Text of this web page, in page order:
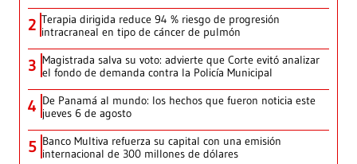
2 Terapia dirigida reduce 94 % riesgo de progresión
intracraneal en tipo de cáncer de pulmón
3 Magistrada salva su voto: advierte que Corte evitó analizar
el fondo de demanda contra la Policía Municipal
4 De Panamá al mundo: los hechos que fueron noticia este
jueves 6 de agosto
5 Banco Multiva refuerza su capital con una emisión
internacional de 300 millones de dólares